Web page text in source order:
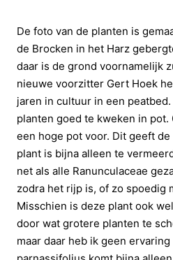
De foto van de planten is
de Brocken in het Harz
daar is de grond voornamelijk
nieuwe voorzitter Gert Hoek
jaren in cultuur in een
planten goed te kweken in pot.
een hoge pot voor. Dit geeft
plant is bijna alleen te
net als alle Ranunculaceae
zodra het rijp is, of zo spoedig
Misschien is deze plant ook
door wat grotere planten te
maar daar heb ik geen ervaring